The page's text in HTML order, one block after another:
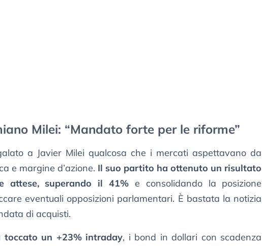
Milei: “Mandato forte per le riforme”
a Javier Milei qualcosa che i mercati aspettavano da
e margine d’azione. Il suo partito ha ottenuto un risultato
attese, superando il 41% e consolidando la posizione
eventuali opposizioni parlamentari. È bastata la notizia
di acquisti.
toccato un +23% intraday, i bond in dollari con scadenza